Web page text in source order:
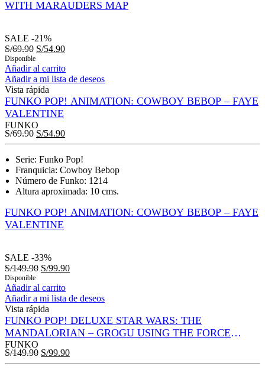
WITH MARAUDERS MAP
SALE -21%
S/69.90 S/54.90
Disponible
Añadir al carrito
Añadir a mi lista de deseos
Vista rápida
FUNKO POP! ANIMATION: COWBOY BEBOP – FAYE
VALENTINE
FUNKO
S/69.90 S/54.90
Serie: Funko Pop!
Franquicia: Cowboy Bebop
Número de Funko: 1214
Altura aproximada: 10 cms.
FUNKO POP! ANIMATION: COWBOY BEBOP – FAYE
VALENTINE
SALE -33%
S/149.90 S/99.90
Disponible
Añadir al carrito
Añadir a mi lista de deseos
Vista rápida
FUNKO POP! DELUXE STAR WARS: THE
MANDALORIAN – GROGU USING THE FORCE
(LIGHTS AND SOUND!)
FUNKO
S/149.90 S/99.90